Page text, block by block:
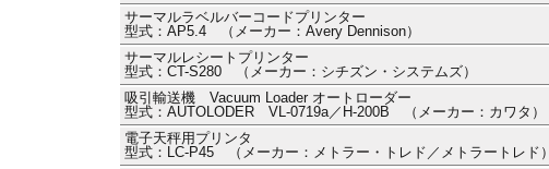
サーマルラベルバーコードプリンター
型式：AP5.4 （メーカー：Avery Dennison）
サーマルレシートプリンター
型式：CT-S280 （メーカー：シチズン・システムズ）
吸引輸送機 Vacuum Loader オートローダー
型式：AUTOLODER VL-0719a／H-200B （メーカー：カワタ）
電子天秤用プリンタ
型式：LC-P45 （メーカー：メトラー・トレド／メトラートレド）